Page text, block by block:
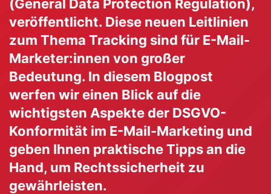
(General Data Protection Regulation),
veröffentlicht. Diese neuen Leitlinien
zum Thema Tracking sind für E-Mail-
Marketer:innen von großer
Bedeutung. In diesem Blogpost
werfen wir einen Blick auf die
wichtigsten Aspekte der DSGVO-
Konformität im E-Mail-Marketing und
geben Ihnen praktische Tipps an die
Hand, um Rechtssicherheit zu
gewährleisten.